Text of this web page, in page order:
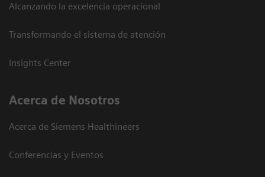
Alcanzando la excelencia operacional
Transformando el sistema de atención
Insights Center
Acerca de Nosotros
Acerca de Siemens Healthineers
Conferencias y Eventos